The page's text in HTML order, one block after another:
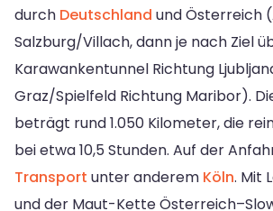
durch Deutschland und Österreich
Salzburg/Villach, dann je nach Ziel
Karawankentunnel Richtung
Graz/Spielfeld Richtung Maribor).
beträgt rund 1.050 Kilometer, die
bei etwa 10,5 Stunden. Auf der
Transport unter anderem Köln. Mit
und der Maut-Kette